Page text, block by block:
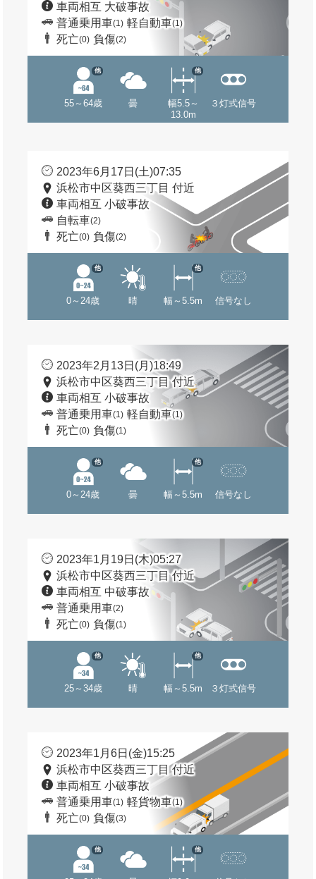
車両相互 大破事故
普通乗用車(1) 軽自動車(1)
死亡(0) 負傷(2)
55～64歳
他
曇
幅5.5～
13.0m
他
３灯式信号
2023年6月17日(土)07:35
浜松市中区葵西三丁目 付近
車両相互 小破事故
自転車(2)
死亡(0) 負傷(2)
0～24歳
他
晴 幅～5.5m
他
信号なし
2023年2月13日(月)18:49
浜松市中区葵西三丁目 付近
車両相互 小破事故
普通乗用車(1) 軽自動車(1)
死亡(0) 負傷(1)
0～24歳
他
曇 幅～5.5m
他
信号なし
2023年1月19日(木)05:27
浜松市中区葵西三丁目 付近
車両相互 中破事故
普通乗用車(2)
死亡(0) 負傷(1)
25～34歳
他
晴 幅～5.5m
他
３灯式信号
2023年1月6日(金)15:25
浜松市中区葵西三丁目 付近
車両相互 小破事故
普通乗用車(1) 軽貨物車(1)
死亡(0) 負傷(3)
他 他